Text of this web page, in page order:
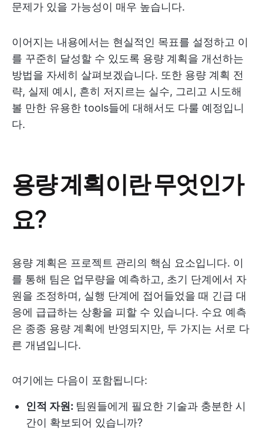
문제가 있을 가능성이 매우 높습니다.
이어지는 내용에서는 현실적인 목표를 설정하고 이
를 꾸준히 달성할 수 있도록 용량 계획을 개선하는
방법을 자세히 살펴보겠습니다. 또한 용량 계획 전
략, 실제 예시, 흔히 저지르는 실수, 그리고 시도해
볼 만한 유용한 tools들에 대해서도 다룰 예정입니
다.
용량 계획이란 무엇인가
요?
용량 계획은 프로젝트 관리의 핵심 요소입니다. 이
를 통해 팀은 업무량을 예측하고, 초기 단계에서 자
원을 조정하며, 실행 단계에 접어들었을 때 긴급 대
응에 급급하는 상황을 피할 수 있습니다. 수요 예측
은 종종 용량 계획에 반영되지만, 두 가지는 서로 다
른 개념입니다.
여기에는 다음이 포함됩니다:
인적 자원: 팀원들에게 필요한 기술과 충분한 시
간이 확보되어 있습니까?